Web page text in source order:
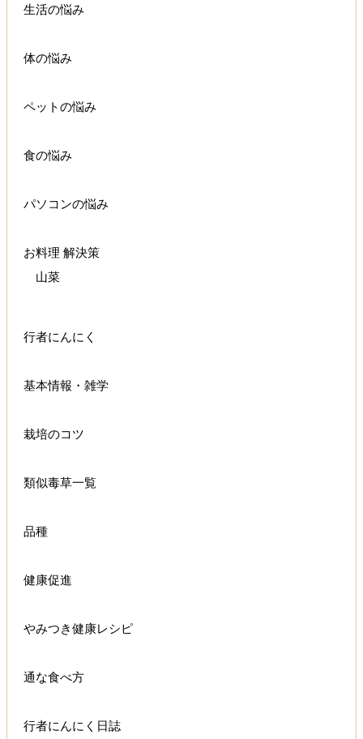
生活の悩み
体の悩み
ペットの悩み
食の悩み
パソコンの悩み
お料理 解決策
山菜
行者にんにく
基本情報・雑学
栽培のコツ
類似毒草一覧
品種
健康促進
やみつき健康レシピ
通な食べ方
行者にんにく日誌